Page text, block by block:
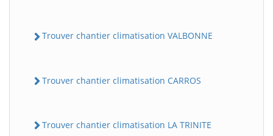
Trouver chantier climatisation VALBONNE
Trouver chantier climatisation CARROS
Trouver chantier climatisation LA TRINITE